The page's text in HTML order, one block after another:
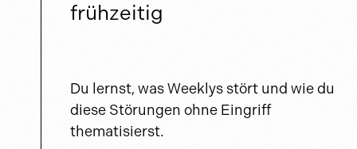
frühzeitig
Du lernst, was Weeklys stört und wie du
diese Störungen ohne Eingriff
thematisierst.